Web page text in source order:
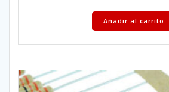
Añadir al carrito